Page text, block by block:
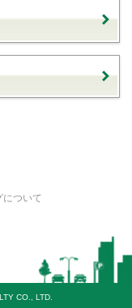
ついて
CO., LTD.